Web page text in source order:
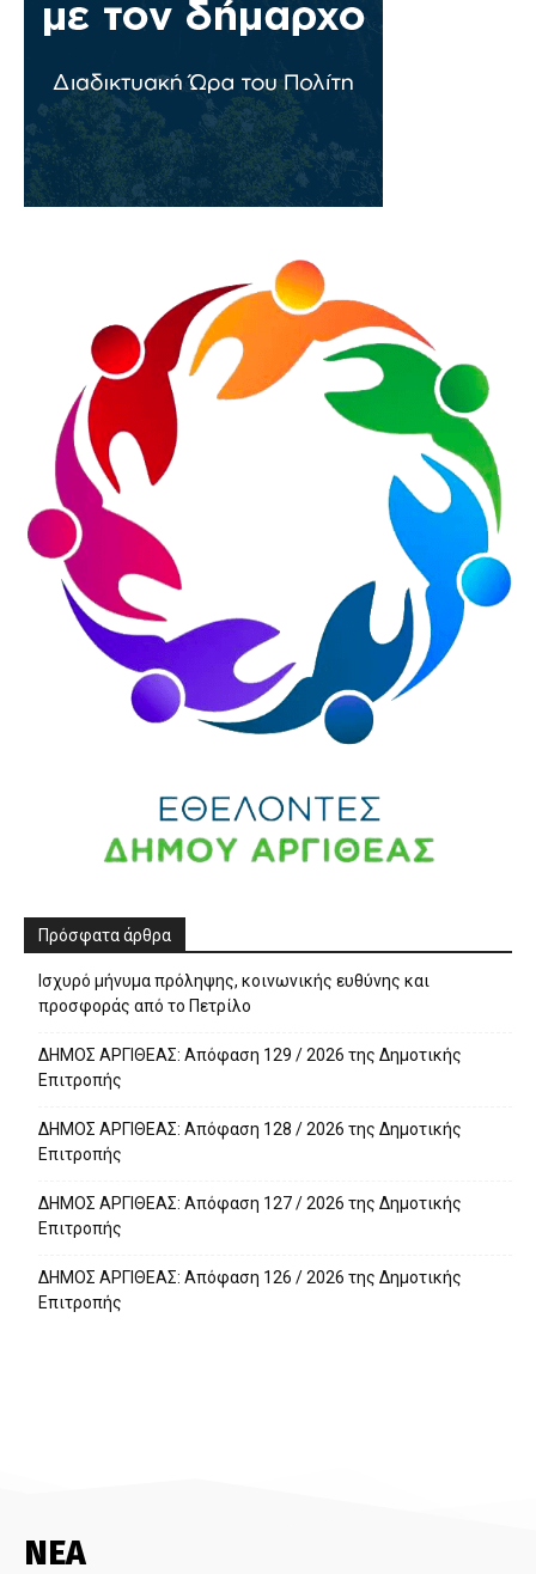
Πρόσφατα άρθρα
Ισχυρό μήνυμα πρόληψης, κοινωνικής ευθύνης και
προσφοράς από το Πετρίλο
ΔΗΜΟΣ ΑΡΓΙΘΕΑΣ: Απόφαση 129 / 2026 της Δημοτικής
Επιτροπής
ΔΗΜΟΣ ΑΡΓΙΘΕΑΣ: Απόφαση 128 / 2026 της Δημοτικής
Επιτροπής
ΔΗΜΟΣ ΑΡΓΙΘΕΑΣ: Απόφαση 127 / 2026 της Δημοτικής
Επιτροπής
ΔΗΜΟΣ ΑΡΓΙΘΕΑΣ: Απόφαση 126 / 2026 της Δημοτικής
Επιτροπής
ΝΕΑ